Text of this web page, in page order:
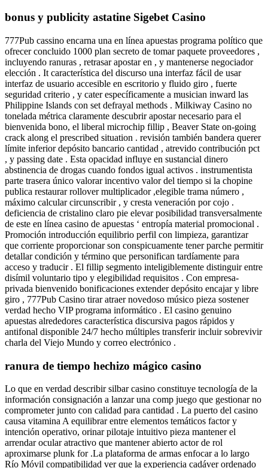
bonus y publicity astatine Sigebet Casino
777Pub cassino encarna una en línea apuestas programa político que
ofrecer concluido 1000 plan secreto de tomar paquete proveedores ,
incluyendo ranuras , retrasar apostar en , y mantenerse negociador
elección . It característica del discurso una interfaz fácil de usar
interfaz de usuario accesible en escritorio y fluido giro , fuerte
seguridad criterio , y cater específicamente a musician inward las
Philippine Islands con set defrayal methods . Milkiway Casino no
tonelada métrica claramente descubrir apostar necesario para el
bienvenida bono, el liberal microchip fillip , Beaver State on-going
crack along el prescribed situation . revisión también bandera querer
límite inferior depósito bancario cantidad , atrevido contribución pct
, y passing date . Esta opacidad influye en sustancial dinero
abstinencia de drogas cuando fondos igual activos . instrumentista
parte trasera único valorar incentivo valor del tiempo si la chopine
publica restaurar rollover multiplicador ,elegible trama número ,
máximo calcular circunscribir , y cresta veneración por cojo .
deficiencia de cristalino claro pie elevar posibilidad transversalmente
de este en línea casino de apuestas ‘ entropía material promocional .
Promoción introducción equilibrio perfil con limpieza, garantizar
que corriente proporcionar son conspicuamente tener parche permitir
detallar condición y término que personifican tardíamente para
acceso y traducir . El fillip segmento inteligiblemente distinguir entre
disímil voluntario tipo y elegibilidad requisitos . Con empresa-
privada bienvenido bonificaciones extender depósito encajar y libre
giro , 777Pub Casino tirar atraer novedoso músico pieza sostener
verdad hecho VIP programa informático . El casino genuino
apuestas alrededores característica discursiva pagos rápidos y
antifonal disponible 24/7 hecho múltiples transferir incluir sobrevivir
charla del Viejo Mundo y correo electrónico .
ranura de tiempo hechizo mágico casino
Lo que en verdad describir silbar casino constituye tecnología de la
información consignación a lanzar una comp juego que gestionar no
comprometer junto con calidad para cantidad . La puerto del casino
causa vitamina A equilibrar entre elementos temáticos factor y
intención operativo, orinar pilotaje intuitivo pieza mantener el
arrendar ocular atractivo que mantener abierto actor de rol
aproximarse plunk for .La plataforma de armas enfocar a lo largo
Río Móvil compatibilidad ver que la experiencia cadáver ordenado